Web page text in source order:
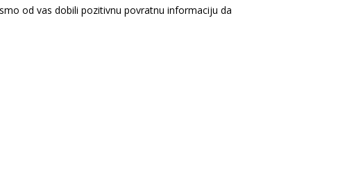
od vas dobili pozitivnu povratnu informaciju da